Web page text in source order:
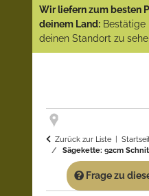
Wir liefern zum besten
deinem Land: Bestätige
deinen Standort zu
Zurück zur Liste
Sägekette: 92cm
Frage zu